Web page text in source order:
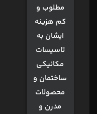
مطلوب و
کم هزینه
ایشان به
تاسیسات
مکانیکی
ساختمان و
محصولات
مدرن و